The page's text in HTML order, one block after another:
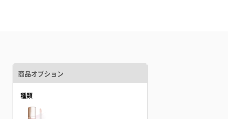
商品オプション
種類